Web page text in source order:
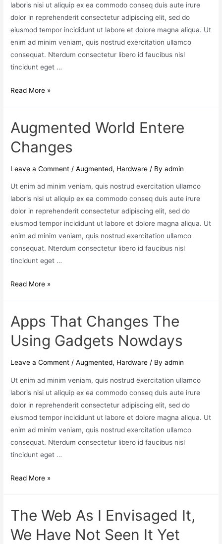
laboris nisi ut aliquip ex ea commodo conseq duis aute irure
dolor in reprehenderit consectetur adipiscing elit, sed do
eiusmod tempor incididunt ut labore et dolore magna aliqua. Ut
enim ad minim veniam, quis nostrud exercitation ullamco
consequat. Nterdum consectetur libero id faucibus nisl
tincidunt eget …
Read More »
Augmented World Entere
Changes
Leave a Comment /Augmented, Hardware / Byadmin
Ut enim ad minim veniam, quis nostrud exercitation ullamco
laboris nisi ut aliquip ex ea commodo conseq duis aute irure
dolor in reprehenderit consectetur adipiscing elit, sed do
eiusmod tempor incididunt ut labore et dolore magna aliqua. Ut
enim ad minim veniam, quis nostrud exercitation ullamco
consequat. Nterdum consectetur libero id faucibus nisl
tincidunt eget …
Read More »
Apps That Changes The
Using Gadgets Nowdays
Leave a Comment /Augmented, Hardware / Byadmin
Ut enim ad minim veniam, quis nostrud exercitation ullamco
laboris nisi ut aliquip ex ea commodo conseq duis aute irure
dolor in reprehenderit consectetur adipiscing elit, sed do
eiusmod tempor incididunt ut labore et dolore magna aliqua. Ut
enim ad minim veniam, quis nostrud exercitation ullamco
consequat. Nterdum consectetur libero id faucibus nisl
tincidunt eget …
Read More »
The Web As I Envisaged It,
We Have Not Seen It Yet